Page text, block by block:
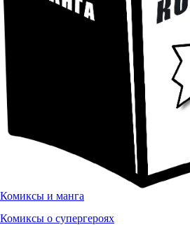
Комиксы и манга
Комиксы о супергероях